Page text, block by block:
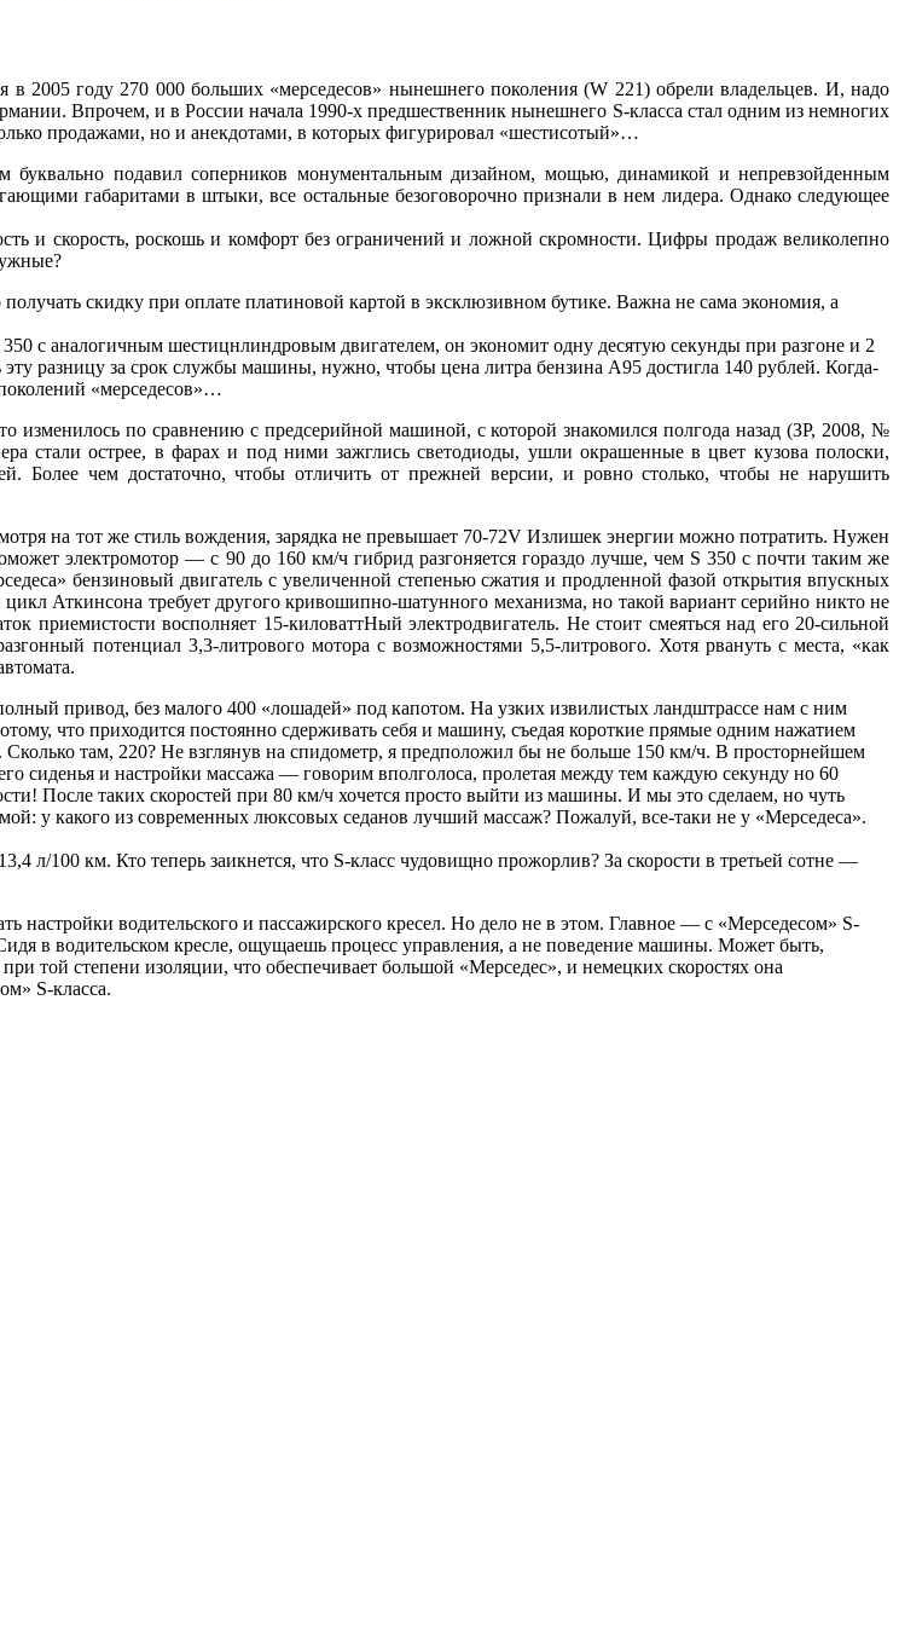
2005 году 270 000 больших «мерседесов» нынешнего поколения (W 221) обрели владельцев. И, надо
Впрочем, и в России начала 1990-х предшественник нынешнего S-класса стал одним из немногих
продажами, но и анекдотами, в которых фигурировал «шестисотый»…
подавил соперников монументальным дизайном, мощью, динамикой и непревзойденным
габаритами в штыки, все остальные безоговорочно признали в нем лидера. Однако следующее
и скорость, роскошь и комфорт без ограничений и ложной скромности. Цифры продаж великолепно
скидку при оплате платиновой картой в эксклюзивном бутике. Важна не сама экономия, а
с аналогичным шестицнлиндровым двигателем, он экономит одну десятую секунды при разгоне и 2
разницу за срок службы машины, нужно, чтобы цена литра бензина А95 достигла 140 рублей. Когда-
«мерседесов»…
изменилось по сравнению с предсерийной машиной, с которой знакомился полгода назад (ЗР, 2008, №
стали острее, в фарах и под ними зажглись светодиоды, ушли окрашенные в цвет кузова полоски,
Более чем достаточно, чтобы отличить от прежней версии, и ровно столько, чтобы не нарушить
на тот же стиль вождения, зарядка не превышает 70-72V Излишек энергии можно потратить. Нужен
электромотор — с 90 до 160 км/ч гибрид разгоняется гораздо лучше, чем S 350 с почти таким же
бензиновый двигатель с увеличенной степенью сжатия и продленной фазой открытия впускных
Аткинсона требует другого кривошипно-шатунного механизма, но такой вариант серийно никто не
приемистости восполняет 15-киловаттНый электродвигатель. Не стоит смеяться над его 20-сильной
потенциал 3,3-литрового мотора с возможностями 5,5-литрового. Хотя рвануть с места, «как
привод, без малого 400 «лошадей» под капотом. На узких извилистых ландштрассе нам с ним
что приходится постоянно сдерживать себя и машину, съедая короткие прямые одним нажатием
там, 220? Не взглянув на спидометр, я предположил бы не больше 150 км/ч. В просторнейшем
сиденья и настройки массажа — говорим вполголоса, пролетая между тем каждую секунду но 60
После таких скоростей при 80 км/ч хочется просто выйти из машины. И мы это сделаем, но чуть
у какого из современных люксовых седанов лучший массаж? Пожалуй, все-таки не у «Мерседеса».
л/100 км. Кто теперь заикнется, что S-класс чудовищно прожорлив? За скорости в третьей сотне —
настройки водительского и пассажирского кресел. Но дело не в этом. Главное — с «Мерседесом» S-
в водительском кресле, ощущаешь процесс управления, а не поведение машины. Может быть,
той степени изоляции, что обеспечивает большой «Мерседес», и немецких скоростях она
S-класса.